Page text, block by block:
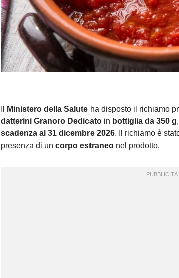
Ministero della Salute ha disposto il richiamo
datterini Granoro Dedicato in bottiglia da 350 g
scadenza al 31 dicembre 2026. Il richiamo è
presenza di un corpo estraneo nel prodotto.